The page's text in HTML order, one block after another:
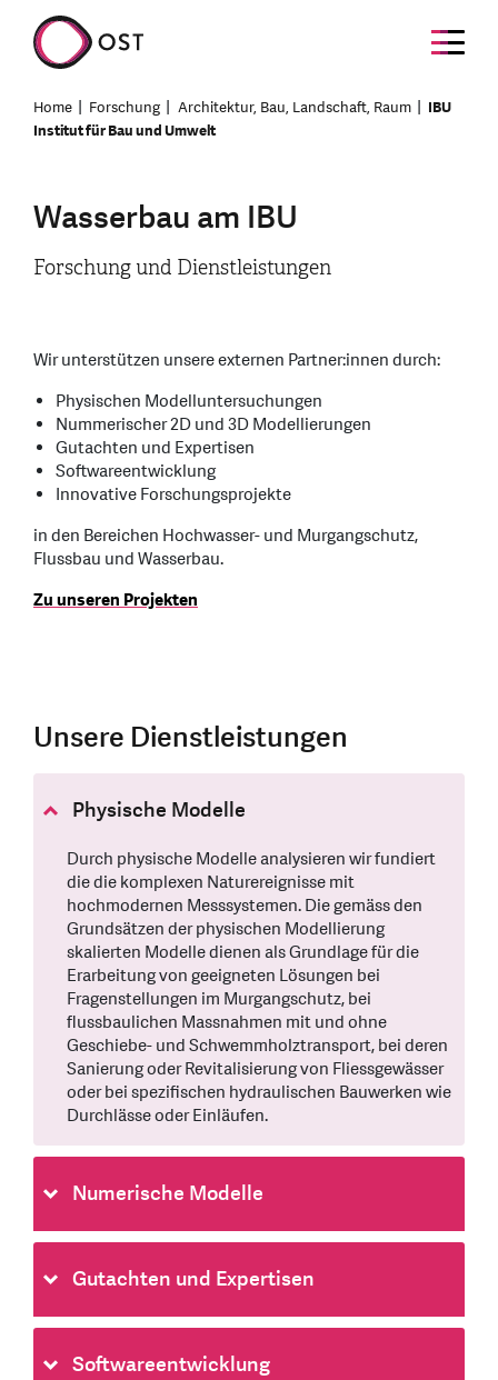
Home Forschung Architektur, Bau, Landschaft, Raum
IBU
Institut für Bau und Umwelt
Wasserbau am IBU
Forschung und Dienstleistungen
Wir unterstützen unsere externen Partner:innen durch:
Physischen Modelluntersuchungen
Nummerischer 2D und 3D Modellierungen
Gutachten und Expertisen
Softwareentwicklung
Innovative Forschungsprojekte
in den Bereichen Hochwasser- und Murgangschutz,
Flussbau und Wasserbau.
Zu unseren Projekten
Unsere Dienstleistungen
Physische Modelle
Durch physische Modelle analysieren wir fundiert
die die komplexen Naturereignisse mit
hochmodernen Messsystemen. Die gemäss den
Grundsätzen der physischen Modellierung
skalierten Modelle dienen als Grundlage für die
Erarbeitung von geeigneten Lösungen bei
Fragenstellungen im Murgangschutz, bei
flussbaulichen Massnahmen mit und ohne
Geschiebe- und Schwemmholztransport, bei deren
Sanierung oder Revitalisierung von Fliessgewässer
oder bei spezifischen hydraulischen Bauwerken wie
Durchlässe oder Einläufen.
Numerische Modelle
Gutachten und Expertisen
Softwareentwicklung